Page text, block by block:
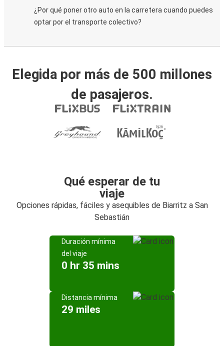
¿Por qué poner otro auto en la carretera cuando puedes
optar por el transporte colectivo?
Elegida por más de 500 millones
de pasajeros.
Qué esperar de tu
viaje
Opciones rápidas, fáciles y asequibles de Biarritz a San
Sebastián
Duración mínima
del viaje
0 hr 35 mins
Distancia mínima
29 miles